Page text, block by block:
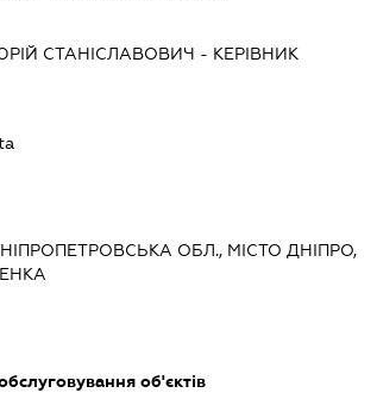
СТАНІСЛАВОВИЧ - КЕРІВНИК
ОБЛ., МІСТО ДНІПРО,
об'єктів